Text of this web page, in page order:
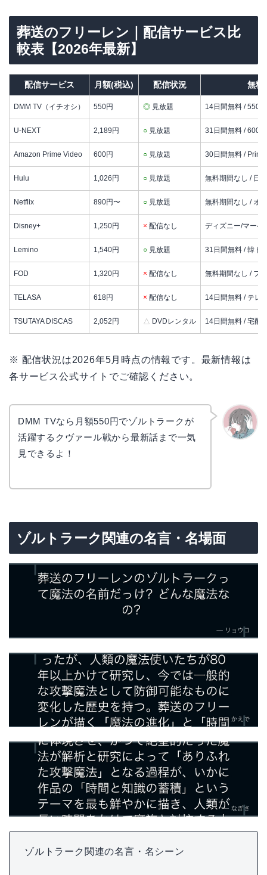
葬送のフリーレン｜配信サービス比
較表【2026年最新】
配信サービス 月額(税込) 配信状況 無料
DMM TV（イチオシ） 550円 ◎ 見放題 14日間無料 /
U-NEXT 2,189円 ○ 見放題 31日間無料 /
Amazon Prime Video 600円 ○ 見放題 30日間無料 /
Hulu 1,026円 ○ 見放題 無料期間なし / 日
Netflix 890円〜 ○ 見放題 無料期間なし / オ
Disney+ 1,250円 × 配信なし ディズニー/マーベ
Lemino 1,540円 ○ 見放題 31日間無料 / 韓ド
FOD 1,320円 × 配信なし 無料期間なし / フ
TELASA 618円 × 配信なし 14日間無料 / テレ
TSUTAYA DISCAS 2,052円 △ DVDレンタル 14日間無料 / 宅配
※ 配信状況は2026年5月時点の情報です。最新情報は
各サービス公式サイトでご確認ください。
DMM TVなら月額550円でゾルトラークが
活躍するクヴァール戦から最新話まで一気
見できるよ！
ゾルトラーク関連の名言・名場面
ゾルトラーク関連の名言・名シーン